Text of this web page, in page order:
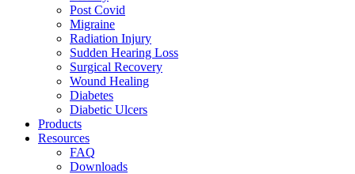
Post Covid
Migraine
Radiation Injury
Sudden Hearing Loss
Surgical Recovery
Wound Healing
Diabetes
Diabetic Ulcers
Products
Resources
FAQ
Downloads